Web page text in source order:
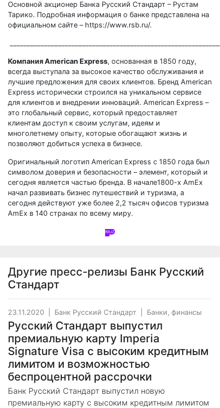
Основной акционер Банка Русский Стандарт – Рустам
Тарико. Подробная информация о банке представлена на
официальном сайте – https://www.rsb.ru/.
Компания American Express, основанная в 1850 году,
всегда выступала за высокое качество обслуживания и
лучшие предложения для своих клиентов. Бренд American
Express исторически строился на уникальном сервисе
для клиентов и внедрении инноваций. American Express –
это глобальный сервис, который предоставляет
клиентам доступ к своим услугам, идеям и
многолетнему опыту, которые обогащают жизнь и
позволяют добиться успеха в бизнесе.
Оригинальный логотип American Express с 1850 года был
символом доверия и безопасности – элемент, который и
сегодня является частью бренда. В начале1800-х AmEx
начал развивать бизнес путешествий и туризма, а
сегодня действуют уже более 2,2 тысяч офисов туризма
AmEx в 140 странах по всему миру.
Другие пресс-релизы Банк Русский
Стандарт
23.11.2020 Банк Русский Стандарт Банки, финансы
Русский Стандарт выпустил
премиальную карту Imperia
Signature Visa с высоким кредитным
лимитом и возможностью
беспроцентной рассрочки
Банк Русский Стандарт выпустил новую
премиальную карту с высоким кредитным лимитом